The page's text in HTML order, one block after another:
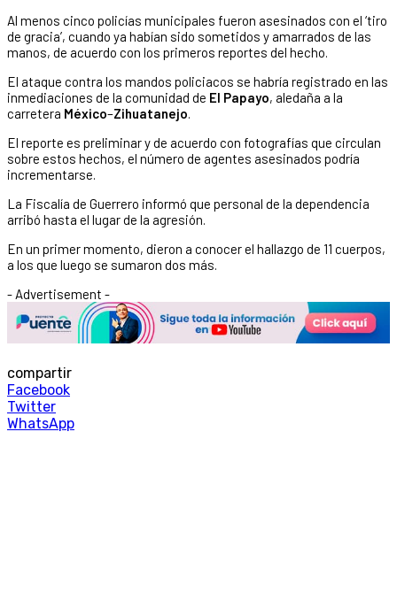
Al menos cinco policías municipales fueron asesinados con el ‘tiro
de gracia’, cuando ya habían sido sometidos y amarrados de las
manos, de acuerdo con los primeros reportes del hecho.
El ataque contra los mandos policiacos se habría registrado en las
inmediaciones de la comunidad de El Papayo, aledaña a la
carretera México–Zihuatanejo.
El reporte es preliminar y de acuerdo con fotografías que circulan
sobre estos hechos, el número de agentes asesinados podría
incrementarse.
La Fiscalía de Guerrero informó que personal de la dependencia
arribó hasta el lugar de la agresión.
En un primer momento, dieron a conocer el hallazgo de 11 cuerpos,
a los que luego se sumaron dos más.
- Advertisement -
compartir
Facebook
Twitter
WhatsApp